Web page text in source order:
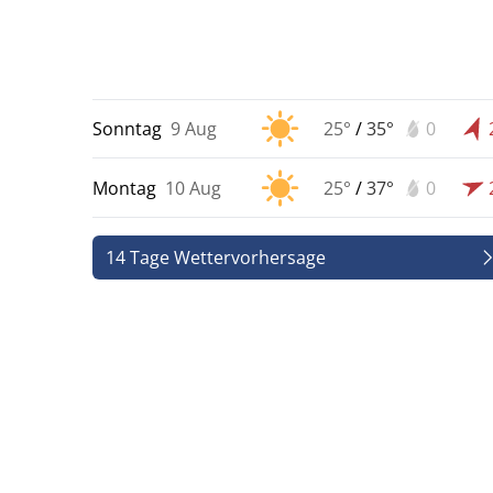
Sonntag 9 Aug 25° /35° 0
Montag 10 Aug 25° /37° 0
14 Tage Wettervorhersage